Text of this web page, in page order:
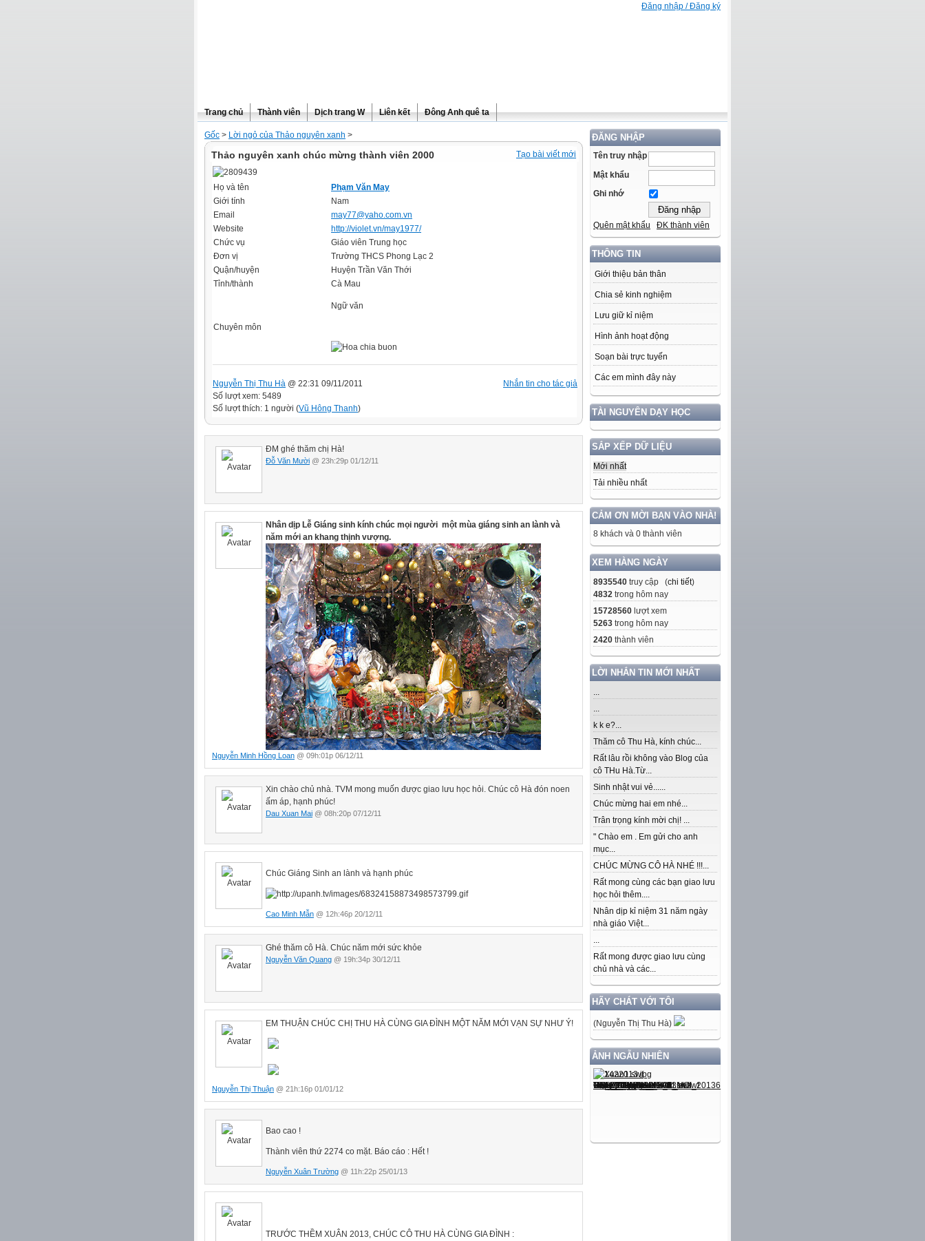
Đăng nhập / Đăng ký
Trang chủ Thành viên Dịch trang W Liên kết Đông Anh quê ta
ĐĂNG NHẬP
Tên truy nhập
Mật khẩu
Ghi nhớ
Quên mật khẩu ĐK thành viên
THÔNG TIN
Giới thiệu bản thân
Chia sẻ kinh nghiệm
Lưu giữ kỉ niệm
Hình ảnh hoạt động
Soạn bài trực tuyến
Các em mình đây này
TÀI NGUYÊN DẠY HỌC
SẮP XẾP DỮ LIỆU
Mới nhất
Tải nhiều nhất
CẢM ƠN MỜI BẠN VÀO NHÀ!
8 khách và 0 thành viên
XEM HÀNG NGÀY
8935540 truy cập (chi tiết)
4832 trong hôm nay
15728560 lượt xem
5263 trong hôm nay
2420 thành viên
LỜI NHẮN TIN MỚI NHẤT
...
...
k k e?...
Thăm cô Thu Hà, kính chúc...
Rất lâu rồi không vào Blog của
cô THu Hà.Từ...
Sinh nhật vui vẻ......
Chúc mừng hai em nhé...
Trân trọng kính mời chị! ...
" Chào em . Em gửi cho anh
mục...
CHÚC MỪNG CÔ HÀ NHÉ !!!...
Rất mong cùng các bạn giao lưu
học hỏi thêm....
Nhân dịp kỉ niệm 31 năm ngày
nhà giáo Việt...
...
Rất mong được giao lưu cùng
chủ nhà và các...
HÃY CHÁT VỚI TÔI
(Nguyễn Thị Thu Hà)
ẢNH NGẪU NHIÊN
Gốc > Lời ngỏ của Thảo nguyên xanh >
Tạo bài viết mới
Thảo nguyên xanh chúc mừng thành viên 2000
Họ và tên
Phạm Văn May
Giới tính
Nam
Email
may77@yaho.com.vn
Website
http://violet.vn/may1977/
Chức vụ
Giáo viên Trung học
Đơn vị
Trường THCS Phong Lạc 2
Quận/huyện
Huyện Trần Văn Thới
Tỉnh/thành
Cà Mau
Chuyên môn
Ngữ văn
Nhắn tin cho tác giả
Nguyễn Thị Thu Hà @ 22:31 09/11/2011
Số lượt xem: 5489
Số lượt thích: 1 người (Vũ Hông Thanh)
ĐM ghé thăm chị Hà!
Đỗ Văn Mười @ 23h:29p 01/12/11
Nhân dịp Lễ Giáng sinh kính chúc mọi người một mùa giáng sinh an lành và
năm mới an khang thịnh vượng.
Nguyễn Minh Hồng Loan @ 09h:01p 06/12/11
Xin chào chủ nhà. TVM mong muốn được giao lưu học hỏi. Chúc cô Hà đón noen
ấm áp, hạnh phúc!
Dau Xuan Mai @ 08h:20p 07/12/11
Chúc Giáng Sinh an lành và hạnh phúc
Cao Minh Mẫn @ 12h:46p 20/12/11
Ghé thăm cô Hà. Chúc năm mới sức khỏe
Nguyễn Văn Quang @ 19h:34p 30/12/11
EM THUẬN CHÚC CHỊ THU HÀ CÙNG GIA ĐÌNH MỘT NĂM MỚI VẠN SỰ NHƯ Ý!
Nguyễn Thị Thuận @ 21h:16p 01/01/12
Bao cao !
Thành viên thứ 2274 co mặt. Báo cáo : Hết !
Nguyễn Xuân Trường @ 11h:22p 25/01/13
TRƯỚC THỀM XUÂN 2013, CHÚC CÔ THU HÀ CÙNG GIA ĐÌNH :